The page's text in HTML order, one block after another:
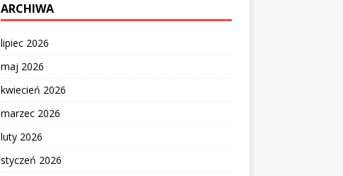
ARCHIWA
lipiec 2026
maj 2026
kwiecień 2026
marzec 2026
luty 2026
styczeń 2026